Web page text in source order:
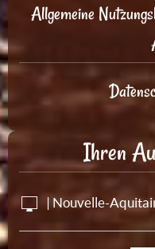
Allgemeine
Ihren
| Nouvelle-